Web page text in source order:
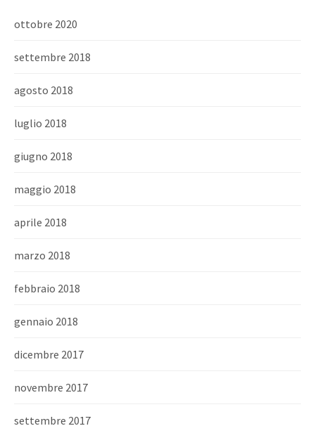
ottobre 2020
settembre 2018
agosto 2018
luglio 2018
giugno 2018
maggio 2018
aprile 2018
marzo 2018
febbraio 2018
gennaio 2018
dicembre 2017
novembre 2017
settembre 2017